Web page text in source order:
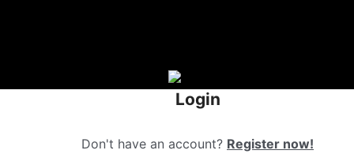
Login
Don't have an account? Register now!